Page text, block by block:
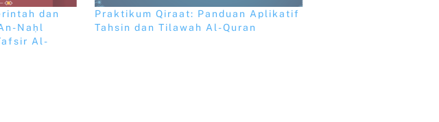
dan
Naḥl
Al-
Praktikum Qiraat: Panduan Aplikatif
Tahsin dan Tilawah Al-Quran